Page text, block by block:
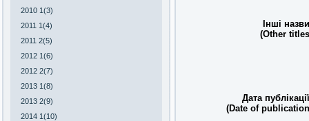
2010 1(3)
2011 1(4)
2011 2(5)
2012 1(6)
2012 2(7)
2013 1(8)
2013 2(9)
2014 1(10)
Інші
(Other
Дата
(Date of